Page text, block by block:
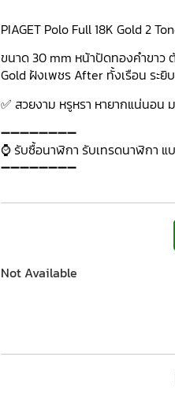
PIAGET Polo Full 18K Gold 2
ขนาด 30 mm หน้าปัดทองคำขาว
Gold ฝังเพชร After ทั้งเรือน ระยิ
✅ สวยงาม หรูหรา หายากแน่นอน
➖➖➖➖➖➖➖➖
⌚ รับซื้อนาฬิกา รับเทรดนาฬิกา แ
➖➖➖➖➖➖➖➖
Not Available